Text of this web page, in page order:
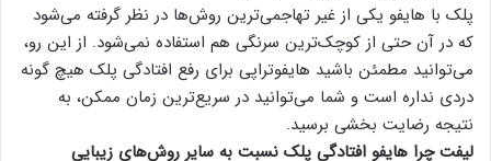
پلک با هایفو یکی از غیر تهاجمی‌ترین روش‌ها در نظر گرفته می‌شود
که در آن حتی از کوچک‌ترین سرنگی هم استفاده نمی‌شود. از این رو،
می‌توانید مطمئن باشید هایفوتراپی برای رفع افتادگی پلک هیچ گونه
دردی نداره است و شما می‌توانید در سریع‌ترین زمان ممکن، به
نتیجه رضایت بخشی برسید.
لیفت چرا هایفو افتادگی پلک نسبت به سایر روش‌های زیبایی